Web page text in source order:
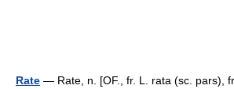
Rate — Rate, n. [OF., fr. L. rata (sc. pars),